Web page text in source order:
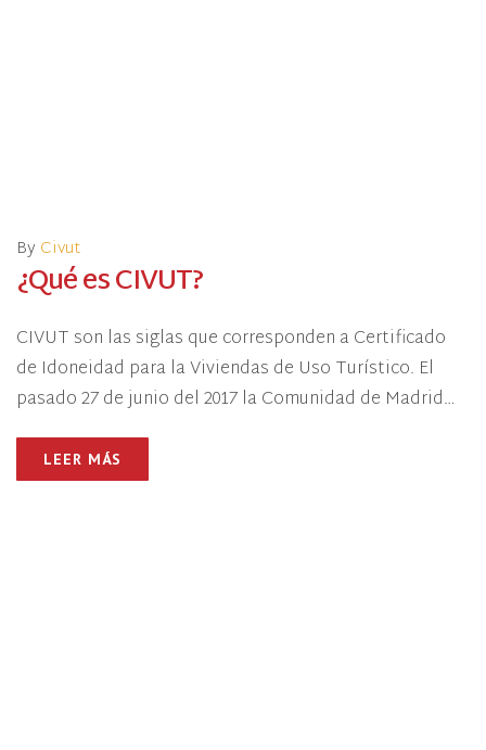
By Civut
¿Qué es CIVUT?
CIVUT son las siglas que corresponden a Certificado
de Idoneidad para la Viviendas de Uso Turístico. El
pasado 27 de junio del 2017 la Comunidad de Madrid…
LEER MÁS